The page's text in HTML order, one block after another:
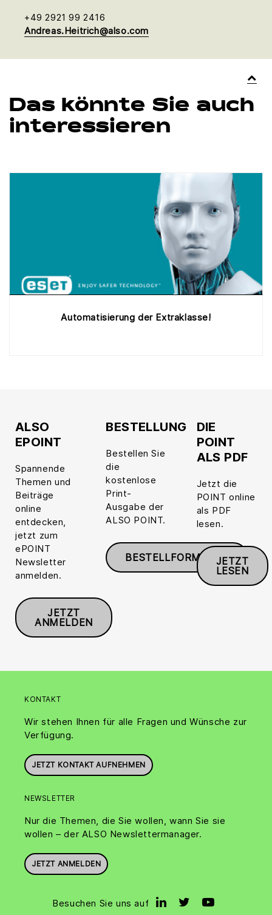
+49 2921 99 2416
Andreas.Heitrich@also.com
Das könnte Sie auch
interessieren
Automatisierung der Extraklasse!
ALSO
EPOINT
Spannende
Themen und
Beiträge
online
entdecken,
jetzt zum
ePOINT
Newsletter
anmelden.
JETZT
ANMELDEN
BESTELLUNG
Bestellen Sie
die
kostenlose
Print-
Ausgabe der
ALSO POINT.
BESTELLFORMULAR
DIE
POINT
ALS PDF
Jetzt die
POINT online
als PDF
lesen.
JETZT
LESEN
KONTAKT
Wir stehen Ihnen für alle Fragen und Wünsche zur
Verfügung.
JETZT KONTAKT AUFNEHMEN
NEWSLETTER
Nur die Themen, die Sie wollen, wann Sie sie
wollen – der ALSO Newslettermanager.
JETZT ANMELDEN
Besuchen Sie uns auf